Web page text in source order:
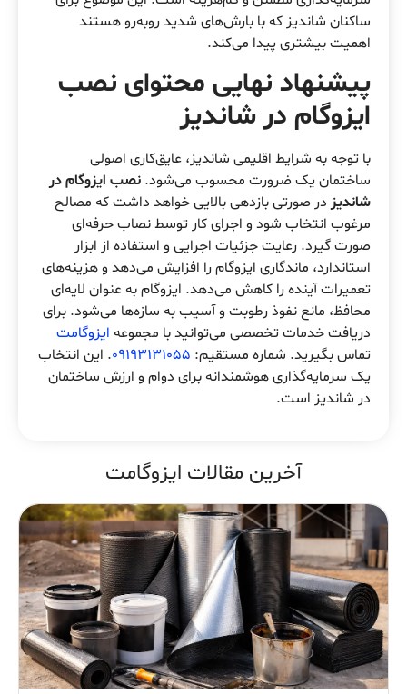
ساکنان شاندیز که با بارش‌های شدید روبه‌رو هستند
اهمیت بیشتری پیدا می‌کند.
پیشنهاد نهایی محتوای نصب
ایزوگام در شاندیز
با توجه به شرایط اقلیمی شاندیز، عایق‌کاری اصولی
ساختمان یک ضرورت محسوب می‌شود. نصب ایزوگام در
شاندیز در صورتی بازدهی بالایی خواهد داشت که مصالح
مرغوب انتخاب شود و اجرای کار توسط نصاب حرفه‌ای
صورت گیرد. رعایت جزئیات اجرایی و استفاده از ابزار
استاندارد، ماندگاری ایزوگام را افزایش می‌دهد و هزینه‌های
تعمیرات آینده را کاهش می‌دهد. ایزوگام به عنوان لایه‌ای
محافظ، مانع نفوذ رطوبت و آسیب به سازه‌ها می‌شود. برای
دریافت خدمات تخصصی می‌توانید با مجموعه ایزوگامت
تماس بگیرید. شماره مستقیم: 09193131055. این انتخاب
یک سرمایه‌گذاری هوشمندانه برای دوام و ارزش ساختمان
در شاندیز است.
آخرین مقالات ایزوگامت